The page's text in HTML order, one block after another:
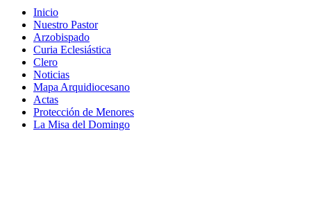
Inicio
Nuestro Pastor
Arzobispado
Curia Eclesiástica
Clero
Noticias
Mapa Arquidiocesano
Actas
Protección de Menores
La Misa del Domingo